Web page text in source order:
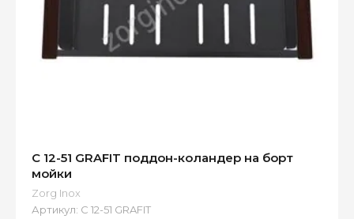
С 12-51 GRAFIT поддон-коландер на борт
мойки
Zorg Inox
Артикул: C 12-51 GRAFIT